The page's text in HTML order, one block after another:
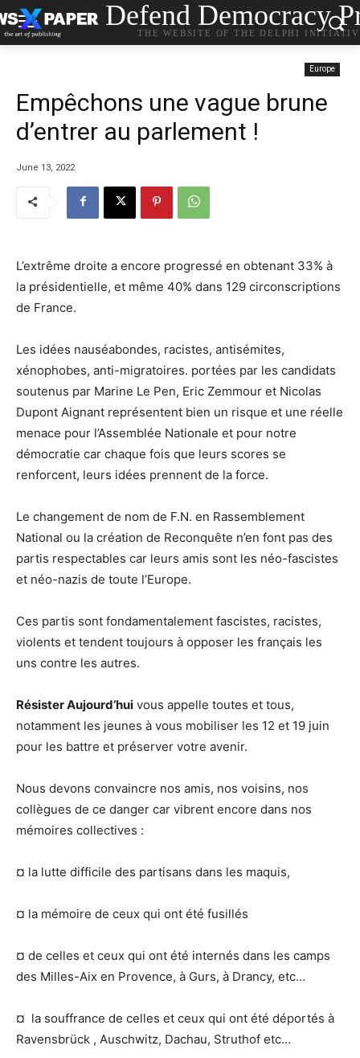
Defend Democracy
THE WEBSITE OF THE DELPHI
Europe
Empêchons une vague brune
d’entrer au parlement !
June 13, 2022
L’extrême droite a encore progressé en obtenant 33% à
la présidentielle, et même 40% dans 129 circonscriptions
de France.
Les idées nauséabondes, racistes, antisémites,
xénophobes, anti-migratoires. portées par les candidats
soutenus par Marine Le Pen, Eric Zemmour et Nicolas
Dupont Aignant représentent bien un risque et une réelle
menace pour l’Assemblée Nationale et pour notre
démocratie car chaque fois que leurs scores se
renforcent, leurs idées prennent de la force.
Le changement de nom de F.N. en Rassemblement
National ou la création de Reconquête n’en font pas des
partis respectables car leurs amis sont les néo-fascistes
et néo-nazis de toute l’Europe.
Ces partis sont fondamentalement fascistes, racistes,
violents et tendent toujours à opposer les français les
uns contre les autres.
Résister Aujourd’hui vous appelle toutes et tous,
notamment les jeunes à vous mobiliser les 12 et 19 juin
pour les battre et préserver votre avenir.
Nous devons convaincre nos amis, nos voisins, nos
collègues de ce danger car vibrent encore dans nos
mémoires collectives :
¤ la lutte difficile des partisans dans les maquis,
¤ la mémoire de ceux qui ont été fusillés
¤ de celles et ceux qui ont été internés dans les camps
des Milles-Aix en Provence, à Gurs, à Drancy, etc…
¤ la souffrance de celles et ceux qui ont été déportés à
Ravensbrück , Auschwitz, Dachau, Struthof etc…